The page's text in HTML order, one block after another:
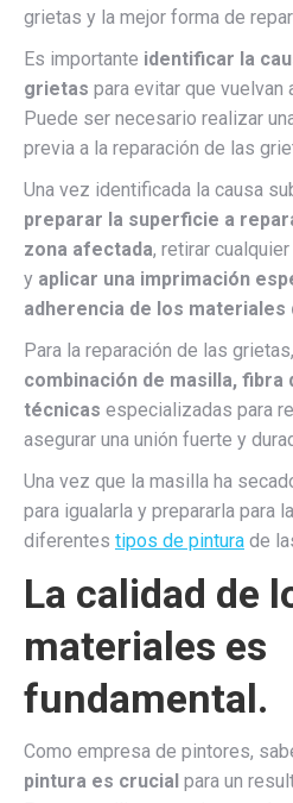
grietas y la mejor forma de
Es importante identificar la
grietas para evitar que vuelvan
Puede ser necesario realizar
previa a la reparación de las
Una vez identificada la causa
preparar la superficie a
zona afectada, retirar
y aplicar una imprimación
adherencia de los materiales
Para la reparación de las
combinación de masilla, fibra
técnicas especializadas para
asegurar una unión fuerte y
Una vez que la masilla ha
para igualarla y prepararla para
diferentes tipos de pintura de
La calidad de
materiales es
fundamental.
Como empresa de pintores,
pintura es crucial para un